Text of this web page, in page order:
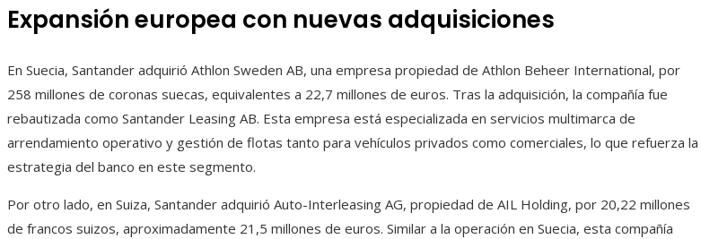
Expansión europea con nuevas adquisiciones
En Suecia, Santander adquirió Athlon Sweden AB, una empresa propiedad de Athlon Beheer International, por
258 millones de coronas suecas, equivalentes a 22,7 millones de euros. Tras la adquisición, la compañía fue
rebautizada como Santander Leasing AB. Esta empresa está especializada en servicios multimarca de
arrendamiento operativo y gestión de flotas tanto para vehículos privados como comerciales, lo que refuerza la
estrategia del banco en este segmento.
Por otro lado, en Suiza, Santander adquirió Auto-Interleasing AG, propiedad de AIL Holding, por 20,22 millones
de francos suizos, aproximadamente 21,5 millones de euros. Similar a la operación en Suecia, esta compañía